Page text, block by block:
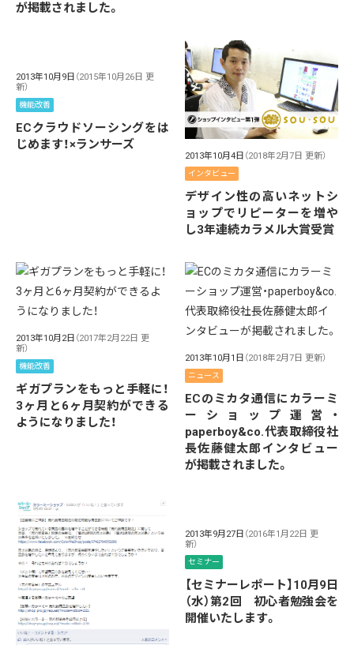
が掲載されました。
2013年10月9日 （2015年10月26日 更
新）
機能改善
ECクラウドソーシングをは
じめます！×ランサーズ
2013年10月4日 （2018年2月7日 更新）
インタビュー
デザイン性の高いネットシ
ョップでリピーターを増や
し3年連続カラメル大賞受賞
2013年10月2日 （2017年2月22日 更
新）
機能改善
ギガプランをもっと手軽に！
3ヶ月と6ヶ月契約ができる
ようになりました！
2013年10月1日 （2018年2月7日 更新）
ニュース
ECのミカタ通信にカラーミ
ーショップ運営・
paperboy&co.代表取締役社
長佐藤健太郎インタビュー
が掲載されました。
2013年9月27日 （2016年1月22日 更
新）
セミナー
【セミナーレポート】10月9日
（水）第2回 初心者勉強会を
開催いたします。